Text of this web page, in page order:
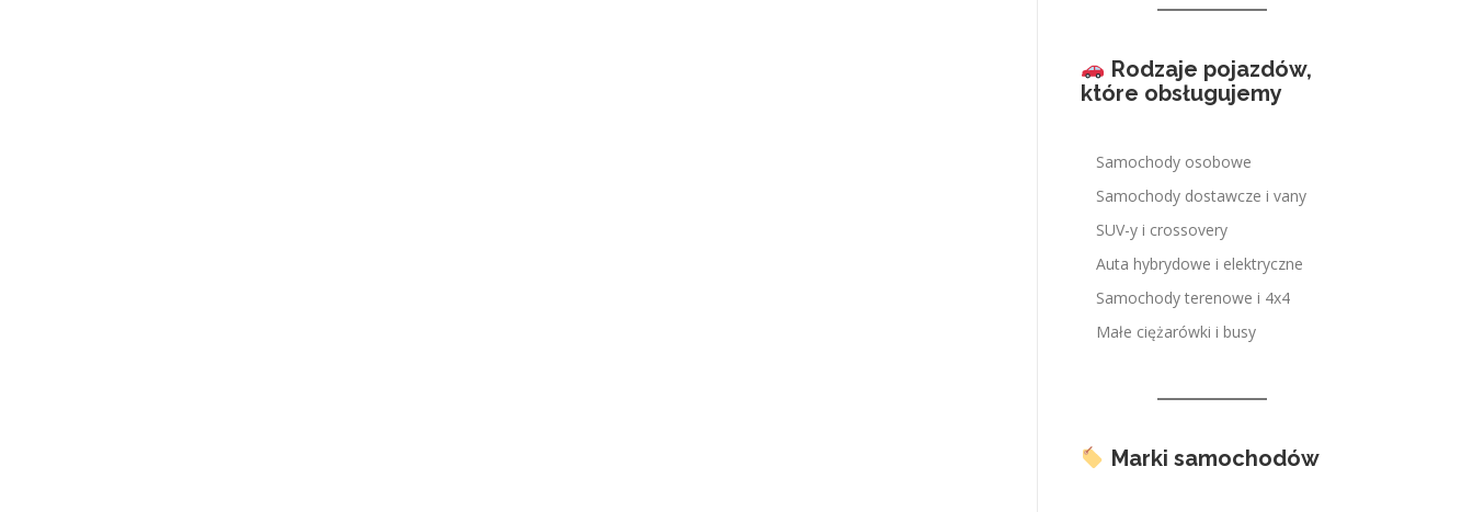
Rodzaje pojazdów,
które obsługujemy
Samochody osobowe
Samochody dostawcze i vany
SUV-y i crossovery
Auta hybrydowe i elektryczne
Samochody terenowe i 4x4
Małe ciężarówki i busy
Marki samochodów